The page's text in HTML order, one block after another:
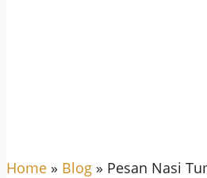
Home » Blog » Pesan Nasi